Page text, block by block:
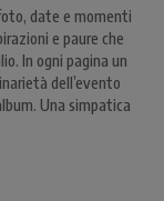
date e momenti
e paure che
In ogni pagina un
dell’evento
Una simpatica